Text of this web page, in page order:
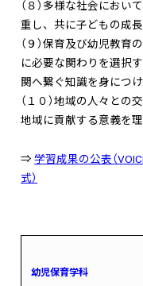
（８）多様な社会にお
重し、共に子どもの成
（９）保育及び幼児教
に必要な関わりを選択
関へ繋ぐ知識を身につけ
（１０）地域の人々との
地域に貢献する意義を
⇒学習成果の公表（
式）
幼児保育学科